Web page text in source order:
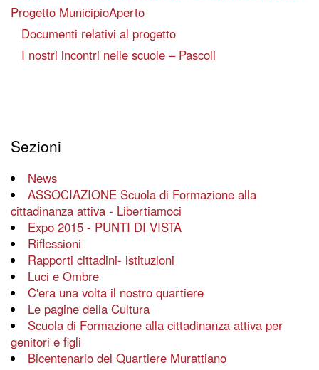
Progetto MunicipioAperto
Documenti relativi al progetto
I nostri incontri nelle scuole – Pascoli
Sezioni
News
ASSOCIAZIONE Scuola di Formazione alla
cittadinanza attiva - Libertiamoci
Expo 2015 - PUNTI DI VISTA
Riflessioni
Rapporti cittadini- istituzioni
Luci e Ombre
C'era una volta il nostro quartiere
Le pagine della Cultura
Scuola di Formazione alla cittadinanza attiva per
genitori e figli
Bicentenario del Quartiere Murattiano